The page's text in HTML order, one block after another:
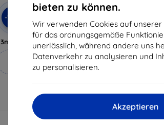
bieten zu können.
Wir verwenden Cookies auf unserer
für das ordnungsgemäße
unerlässlich, während andere uns
Datenverkehr zu analysieren und
zu personalisieren.
Akzeptieren
-10%
Rabatt
Gutschein
3mk Anti-Shock Schutzglas
Maßgeschneidert
hergestellt
€ 14,32
Auf Lager > 5 Stk.
3mk Pure Matt
€
Auf Lager >